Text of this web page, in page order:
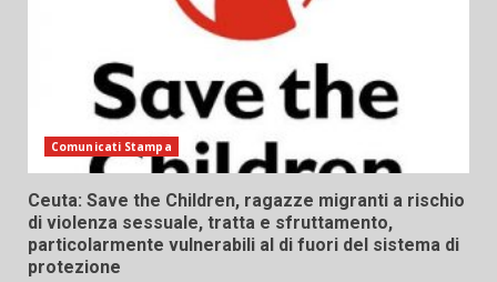
Comunicati Stampa
Ceuta: Save the Children, ragazze migranti a rischio
di violenza sessuale, tratta e sfruttamento,
particolarmente vulnerabili al di fuori del sistema di
protezione